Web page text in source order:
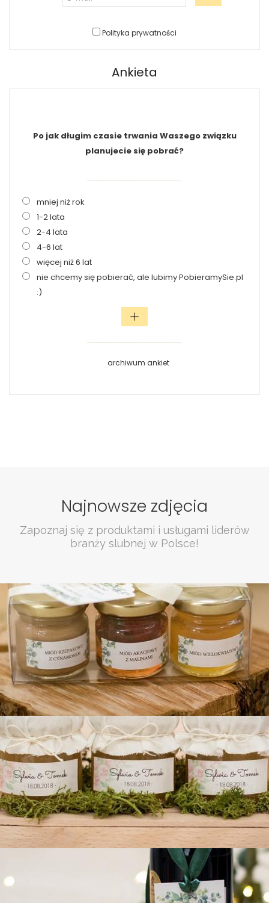
Polityka prywatności
Ankieta
Po jak długim czasie trwania Waszego związku
planujecie się pobrać?
mniej niż rok
1-2 lata
2-4 lata
4-6 lat
więcej niż 6 lat
nie chcemy się pobierać, ale lubimy PobieramySie.pl
:)
archiwum ankiet
Najnowsze zdjęcia
Zapoznaj się z produktami i usługami liderów
branży slubnej w Polsce!